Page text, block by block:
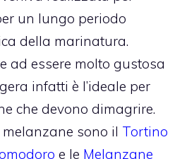
un lungo periodo
della marinatura.
ad essere molto gustosa
infatti è l’ideale per
che devono dimagrire.
sono il Tortino
e le Melanzane